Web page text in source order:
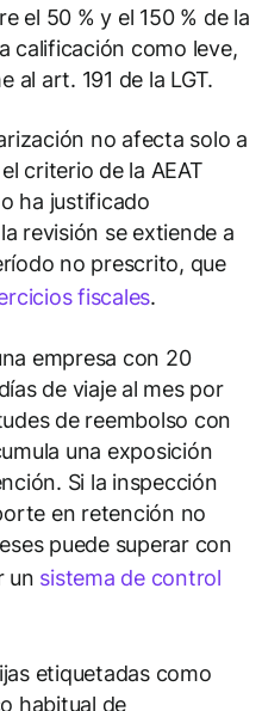
el 50 % y el 150 % de la
calificación como leve,
al art. 191 de la LGT.
no afecta solo a
criterio de la AEAT
ha justificado
revisión se extiende a
no prescrito, que
fiscales.
empresa con 20
de viaje al mes por
de reembolso con
una exposición
Si la inspección
en retención no
puede superar con
un sistema de control
etiquetadas como
habitual de